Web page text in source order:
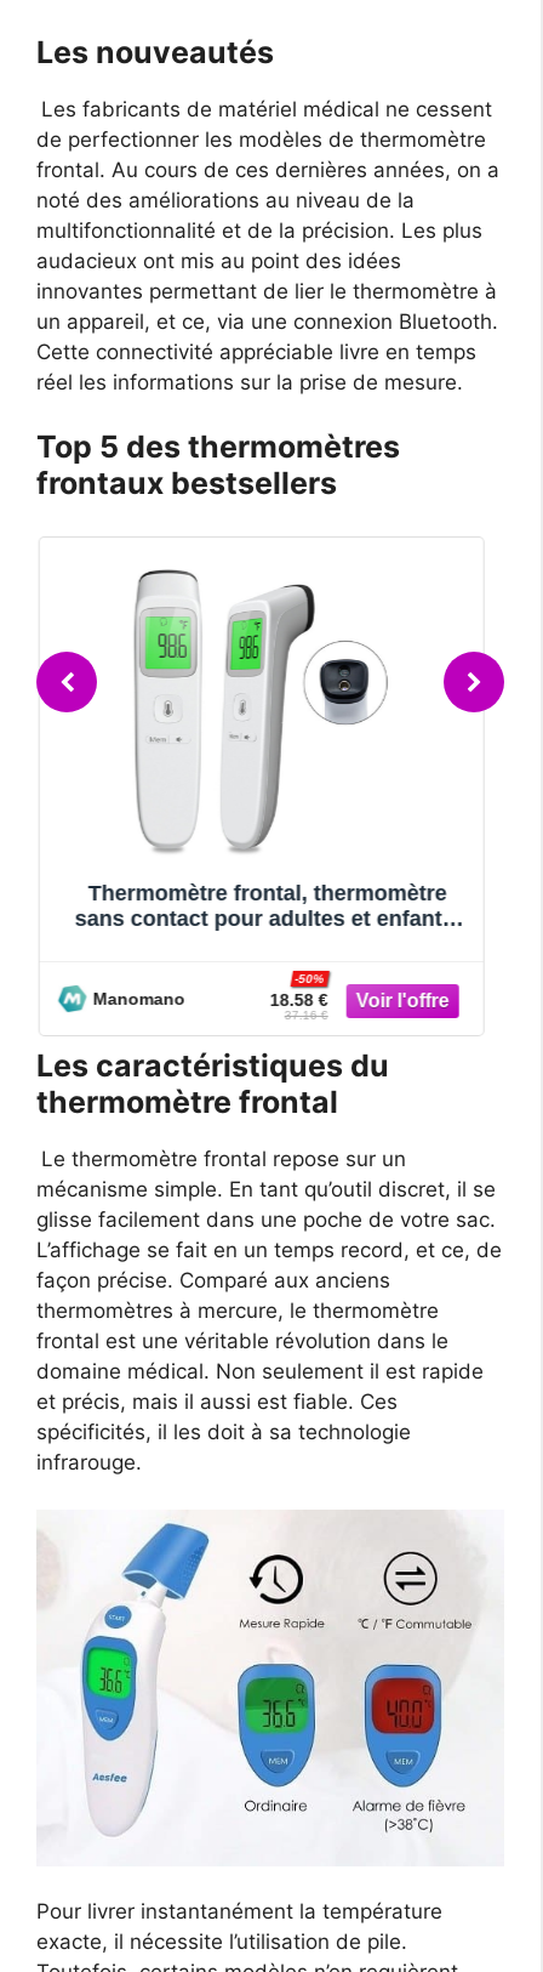
Les nouveautés
Les fabricants de matériel médical ne cessent
de perfectionner les modèles de thermomètre
frontal. Au cours de ces dernières années, on a
noté des améliorations au niveau de la
multifonctionnalité et de la précision. Les plus
audacieux ont mis au point des idées
innovantes permettant de lier le thermomètre à
un appareil, et ce, via une connexion Bluetooth.
Cette connectivité appréciable livre en temps
réel les informations sur la prise de mesure.
Top 5 des thermomètres
frontaux bestsellers
Thermomètre frontal adulte
Thermomètre infrarouge avec alerte de
Manomano 14.7 €
-50%
29.4 €
Les caractéristiques du
thermomètre frontal
Le thermomètre frontal repose sur un
mécanisme simple. En tant qu’outil discret, il se
glisse facilement dans une poche de votre sac.
L’affichage se fait en un temps record, et ce, de
façon précise. Comparé aux anciens
thermomètres à mercure, le thermomètre
frontal est une véritable révolution dans le
domaine médical. Non seulement il est rapide
et précis, mais il aussi est fiable. Ces
spécificités, il les doit à sa technologie
infrarouge.
Pour livrer instantanément la température
exacte, il nécessite l’utilisation de pile.